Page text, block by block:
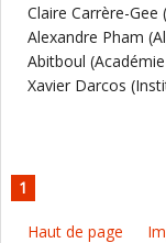
Claire Carrère-Gee
Alexandre Pham
Abitboul
Xavier Darcos
1
Haut de page